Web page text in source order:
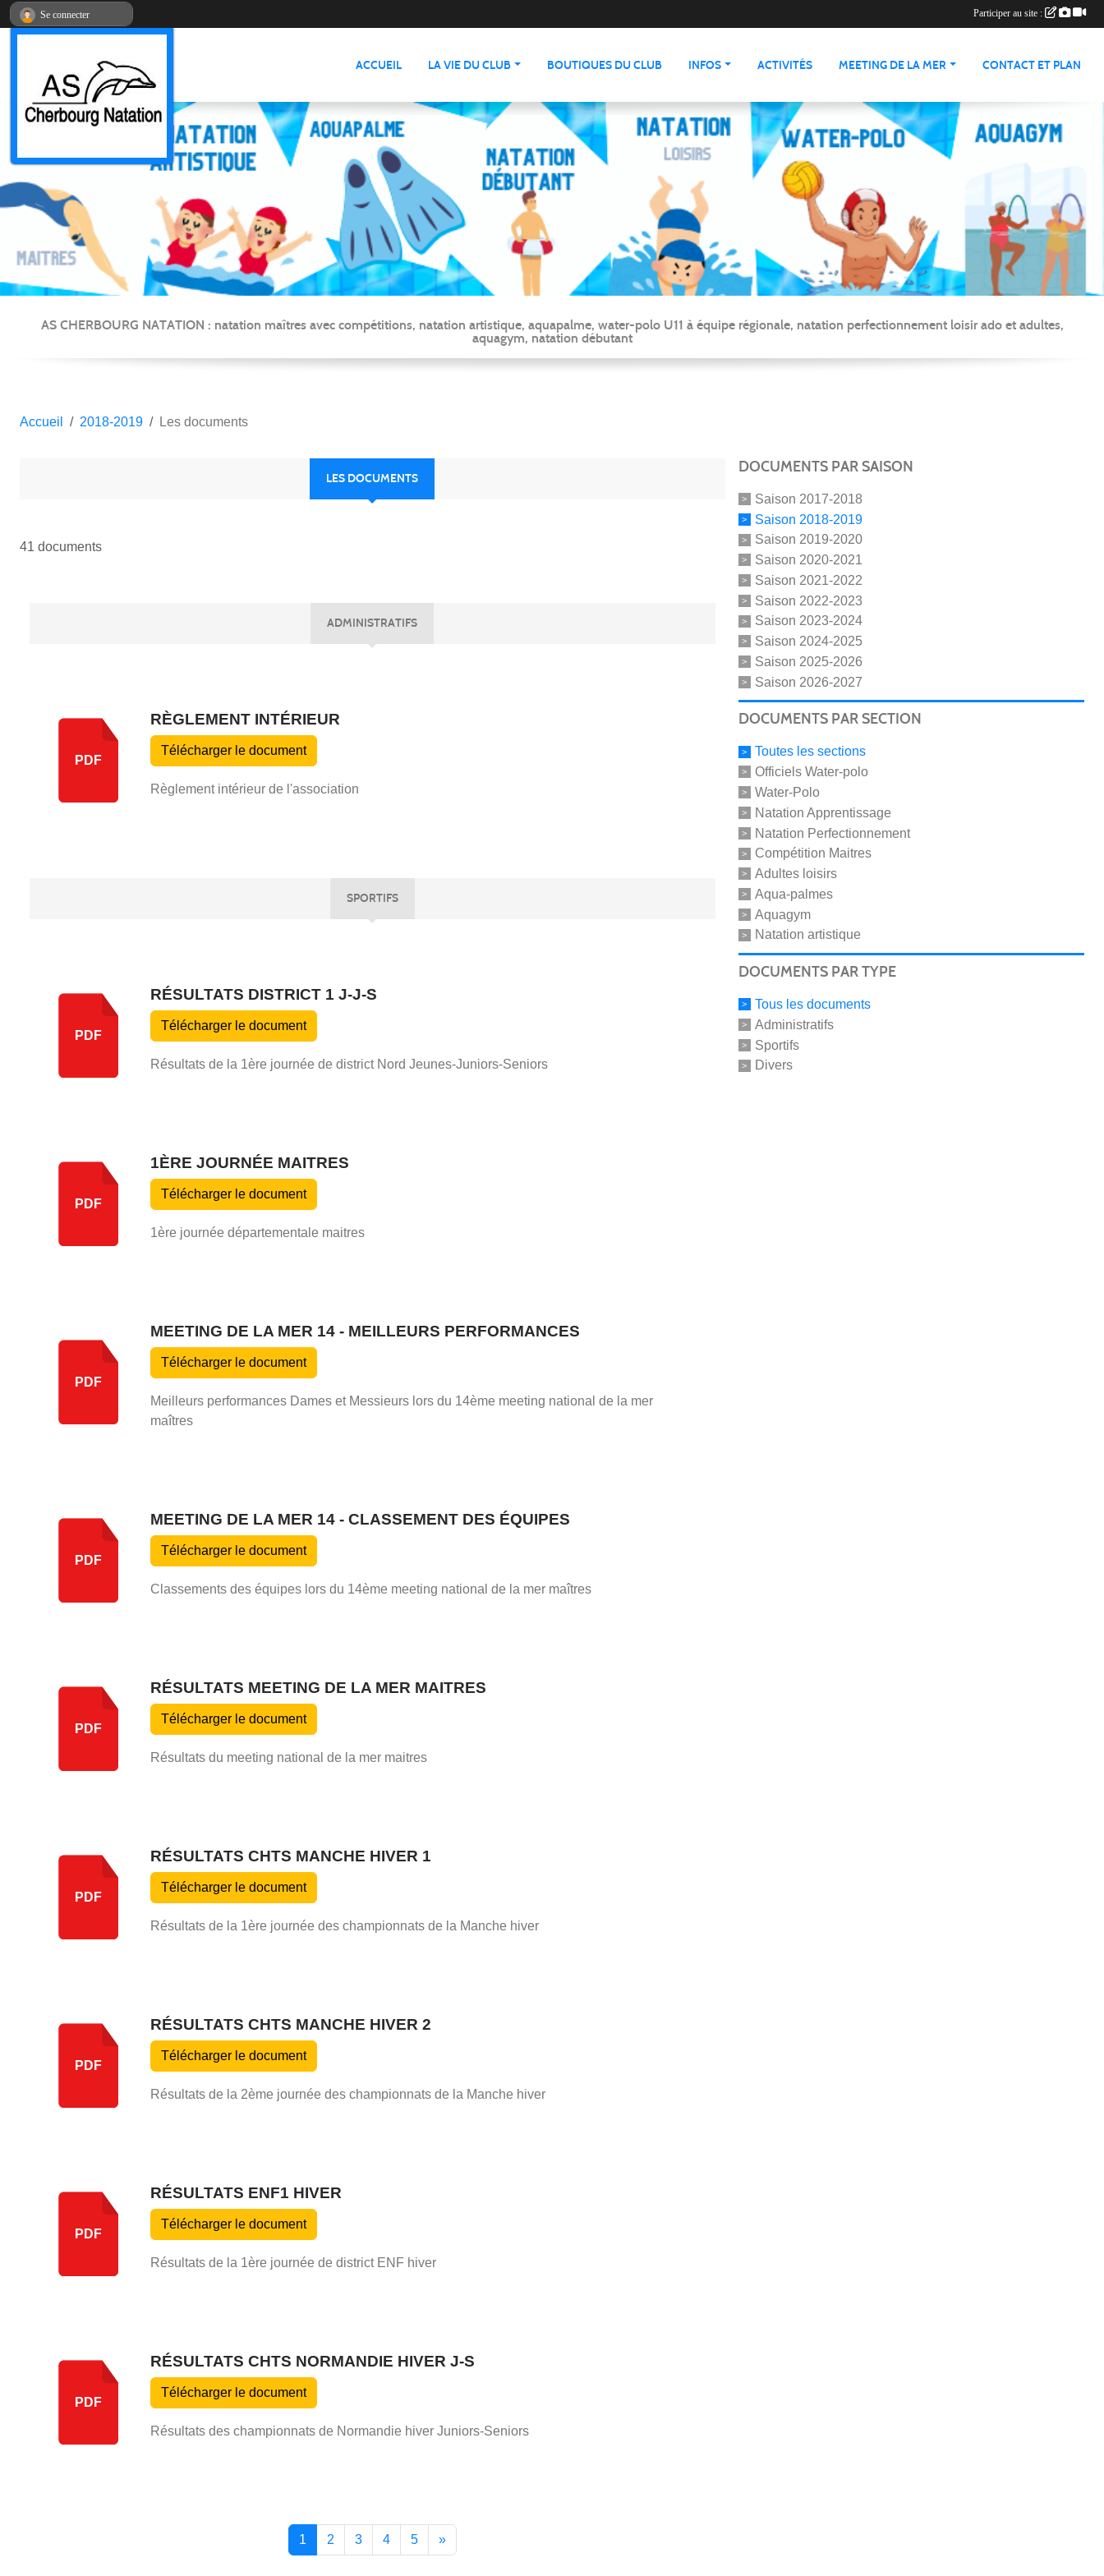
ACCUEIL LA VIE DU CLUB BOUTIQUES DU CLUB INFOS ACTIVITÉS MEETING DE LA MER CONTACT ET PLAN
AS CHERBOURG NATATION : natation maîtres avec compétitions, natation artistique, aquapalme, water-polo U11 à équipe régionale, natation perfectionnement loisir ado et adultes,
aquagym, natation débutant
Accueil 2018-2019 Les documents
LES DOCUMENTS
41 documents
ADMINISTRATIFS
PDF
RÈGLEMENT INTÉRIEUR
Télécharger le document
Règlement intérieur de l'association
SPORTIFS
PDF
RÉSULTATS DISTRICT 1 J-J-S
Télécharger le document
Résultats de la 1ère journée de district Nord Jeunes-Juniors-Seniors
PDF
1ÈRE JOURNÉE MAITRES
Télécharger le document
1ère journée départementale maitres
PDF
MEETING DE LA MER 14 - MEILLEURS PERFORMANCES
Télécharger le document
Meilleurs performances Dames et Messieurs lors du 14ème meeting national de la mer
maîtres
PDF
MEETING DE LA MER 14 - CLASSEMENT DES ÉQUIPES
Télécharger le document
Classements des équipes lors du 14ème meeting national de la mer maîtres
PDF
RÉSULTATS MEETING DE LA MER MAITRES
Télécharger le document
Résultats du meeting national de la mer maitres
PDF
RÉSULTATS CHTS MANCHE HIVER 1
Télécharger le document
Résultats de la 1ère journée des championnats de la Manche hiver
PDF
RÉSULTATS CHTS MANCHE HIVER 2
Télécharger le document
Résultats de la 2ème journée des championnats de la Manche hiver
PDF
RÉSULTATS ENF1 HIVER
Télécharger le document
Résultats de la 1ère journée de district ENF hiver
PDF
RÉSULTATS CHTS NORMANDIE HIVER J-S
Télécharger le document
Résultats des championnats de Normandie hiver Juniors-Seniors
1 2 3 4 5 »
DOCUMENTS PAR SAISON
Saison 2017-2018
Saison 2018-2019
Saison 2019-2020
Saison 2020-2021
Saison 2021-2022
Saison 2022-2023
Saison 2023-2024
Saison 2024-2025
Saison 2025-2026
Saison 2026-2027
DOCUMENTS PAR SECTION
Toutes les sections
Officiels Water-polo
Water-Polo
Natation Apprentissage
Natation Perfectionnement
Compétition Maitres
Adultes loisirs
Aqua-palmes
Aquagym
Natation artistique
DOCUMENTS PAR TYPE
Tous les documents
Administratifs
Sportifs
Divers
Se connecter Participer au site :
Panneau de gestion des cookies